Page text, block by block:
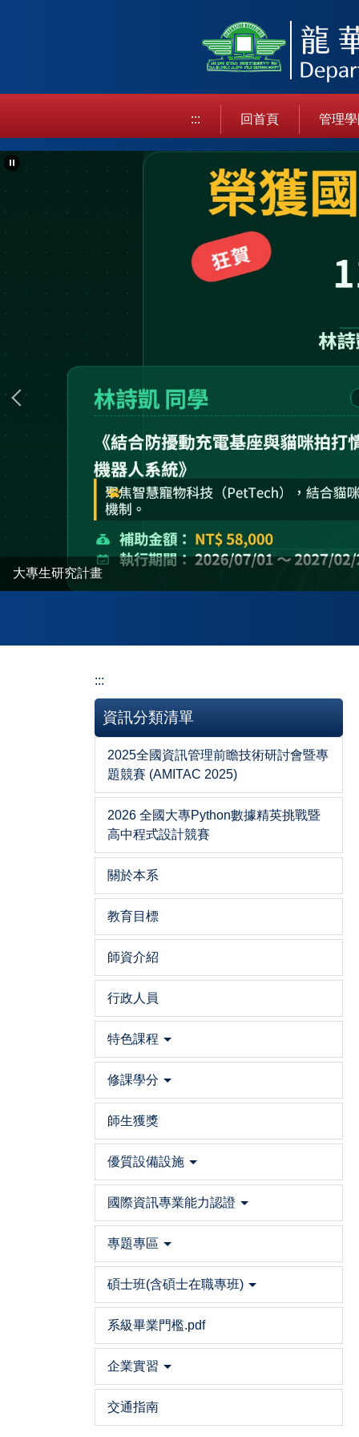
::: 回首頁 管理
大專生研究計畫
:::
資訊分類清單
2025全國資訊管理前瞻技術研討會暨專
題競賽 (AMITAC 2025)
2026 全國大專Python數據精英挑戰暨
高中程式設計競賽
關於本系
教育目標
師資介紹
行政人員
特色課程
修課學分
師生獲獎
優質設備設施
國際資訊專業能力認證
專題專區
碩士班(含碩士在職專班)
系級畢業門檻.pdf
企業實習
交通指南